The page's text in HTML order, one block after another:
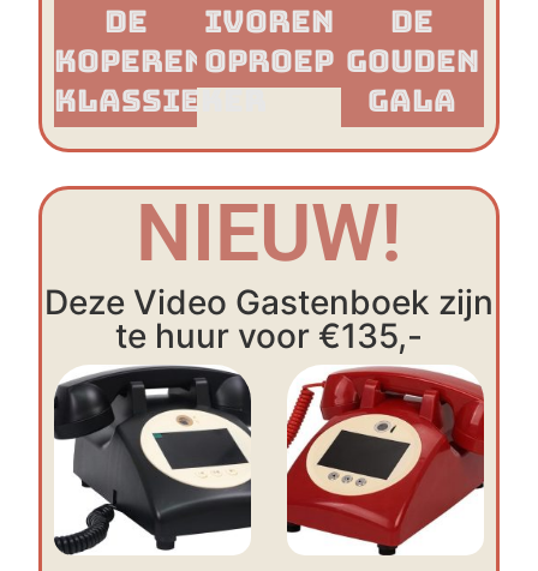
De
Koperen
Klassieker​
Ivoren
Oproep
De
Gouden
Gala
NIEUW!
Deze Video Gastenboek zijn
te huur voor €135,-